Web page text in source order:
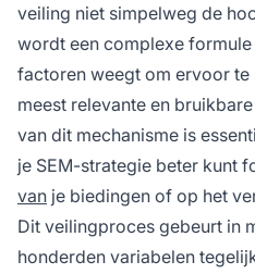
veiling niet simpelweg de
wordt een complexe
factoren weegt om ervoor
meest relevante en
van dit mechanisme is
je SEM-strategie beter kunt
van je biedingen of op het
Dit veilingproces gebeurt in
honderden variabelen